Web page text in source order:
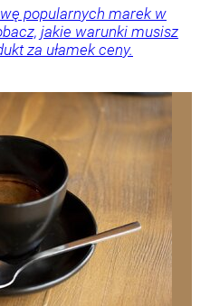
popularnych marek w
jakie warunki musisz
za ułamek ceny.